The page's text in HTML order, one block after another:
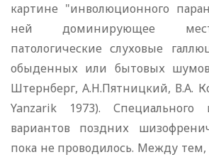
карти­не "инволюционного
ней доминирующее
патологические слуховые
обыденных или бытовых
Штернберг, А.Н.Пятницкий, В.А.
Yanzarik
1973). Специального
вариантов поздних
пока не проводилось. Между тем,